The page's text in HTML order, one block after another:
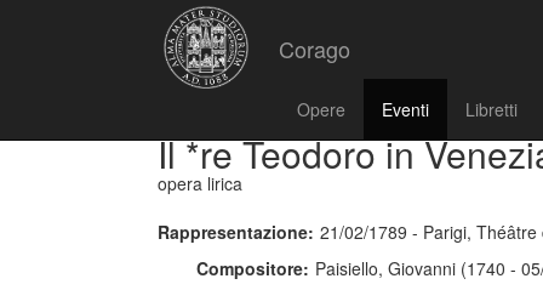
Corago
Opere Eventi Libretti
Il *re Teodoro in
opera lirica
Rappresentazione: 21/02/1789 - Parigi,
Compositore: Paisiello, Giovanni (1740 -